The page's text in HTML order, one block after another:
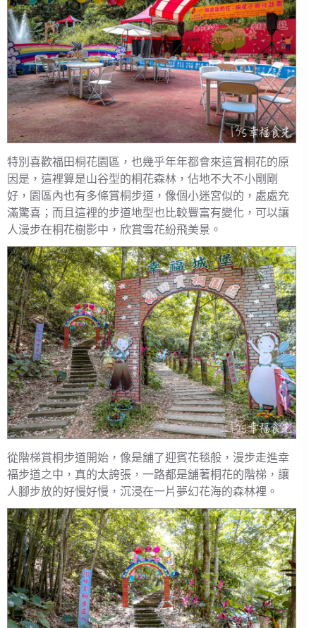
特別喜歡福田桐花園區，也幾乎年年都會來這賞桐花的原
因是，這裡算是山谷型的桐花森林，佔地不大不小剛剛
好，園區內也有多條賞桐步道，像個小迷宮似的，處處充
滿驚喜；而且這裡的步道地型也比較豐富有變化，可以讓
人漫步在桐花樹影中，欣賞雪花紛飛美景。
從階梯賞桐步道開始，像是舖了迎賓花毯般，漫步走進幸
福步道之中，真的太誇張，一路都是舖著桐花的階梯，讓
人腳步放的好慢好慢，沉浸在一片夢幻花海的森林裡。